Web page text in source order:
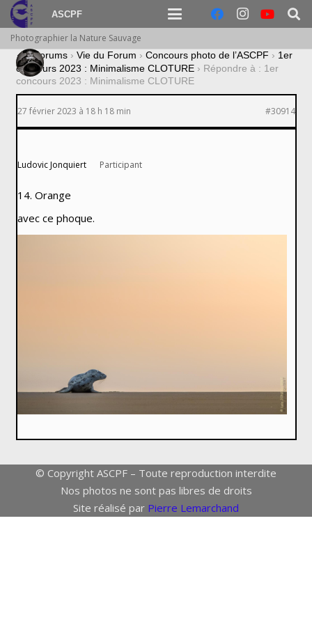
ASCPF
Photographier la Nature Sauvage
› Forums › Vie du Forum › Concours photo de l’ASCPF › 1er
concours 2023 : Minimalisme CLOTURE › Répondre à : 1er
concours 2023 : Minimalisme CLOTURE
27 février 2023 à 18 h 18 min #30914
Ludovic Jonquiert Participant
14. Orange
avec ce phoque.
© Copyright ASCPF – Toute reproduction interdite
Nos photos ne sont pas libres de droits
Site réalisé par Pierre Lemarchand